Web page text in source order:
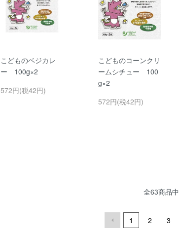
こどものベジカレ
ー 100g×2
572円(税42円)
こどものコーンクリ
ームシチュー 100
g×2
572円(税42円)
全63商品中
1 2 3